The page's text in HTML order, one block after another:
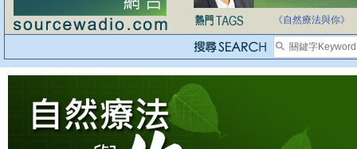
《自然療法與你》